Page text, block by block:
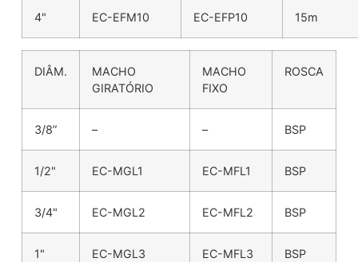
4" EC-EFM10 EC-EFP10 15m
DIÂM.
MACHO
GIRATÓRIO
MACHO
FIXO
ROSCA
3/8” – – BSP
1/2" EC-MGL1 EC-MFL1 BSP
3/4" EC-MGL2 EC-MFL2 BSP
1" EC-MGL3 EC-MFL3 BSP